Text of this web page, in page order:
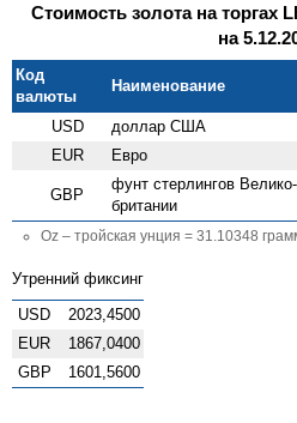
Стоимость золота на торгах
на
Код
валюты
Наименование
USD доллар США
EUR Евро
GBP
фунт стерлингов Велико­
британии
Oz – тройская унция = 31.10348
Утренний фиксинг
USD
2023,4500
EUR
1867,0400
GBP
1601,5600